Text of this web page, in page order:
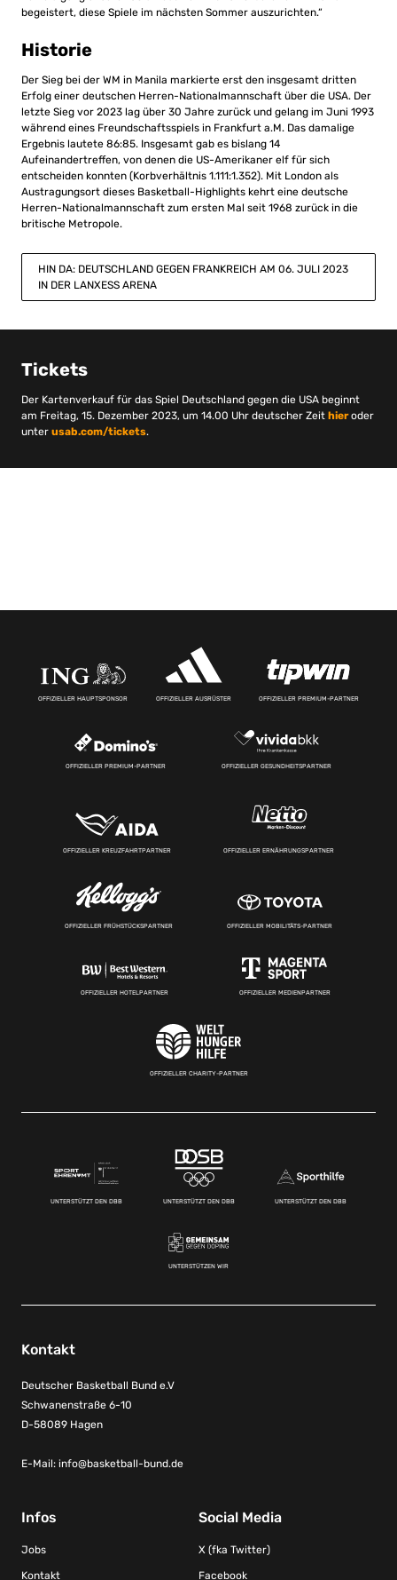
begeistert, diese Spiele im nächsten Sommer auszurichten.“
Historie
Der Sieg bei der WM in Manila markierte erst den insgesamt dritten
Erfolg einer deutschen Herren-Nationalmannschaft über die USA. Der
letzte Sieg vor 2023 lag über 30 Jahre zurück und gelang im Juni 1993
während eines Freundschaftsspiels in Frankfurt a.M. Das damalige
Ergebnis lautete 86:85. Insgesamt gab es bislang 14
Aufeinandertreffen, von denen die US-Amerikaner elf für sich
entscheiden konnten (Korbverhältnis 1.111:1.352). Mit London als
Austragungsort dieses Basketball-Highlights kehrt eine deutsche
Herren-Nationalmannschaft zum ersten Mal seit 1968 zurück in die
britische Metropole.
HIN DA: DEUTSCHLAND GEGEN FRANKREICH AM 06. JULI 2023
IN DER LANXESS ARENA
Tickets
Der Kartenverkauf für das Spiel Deutschland gegen die USA beginnt
am Freitag, 15. Dezember 2023, um 14.00 Uhr deutscher Zeit hieroder
unter usab.com/tickets.
OFFIZIELLER HAUPTSPONSOR OFFIZIELLER AUSRÜSTER OFFIZIELLER PREMIUM-PARTNER
OFFIZIELLER PREMIUM-PARTNER OFFIZIELLER GESUNDHEITSPARTNER
OFFIZIELLER KREUZFAHRTPARTNER OFFIZIELLER ERNÄHRUNGSPARTNER
OFFIZIELLER FRÜHSTÜCKSPARTNER OFFIZIELLER MOBILITÄTS-PARTNER
OFFIZIELLER HOTELPARTNER OFFIZIELLER MEDIENPARTNER
OFFIZIELLER CHARITY-PARTNER
UNTERSTÜTZT DEN DBB UNTERSTÜTZT DEN DBB UNTERSTÜTZT DEN DBB
UNTERSTÜTZEN WIR
Kontakt
Deutscher Basketball Bund e.V
Schwanenstraße 6-10
D-58089 Hagen
E-Mail: info@basketball-bund.de
Infos
Jobs
Kontakt
Social Media
X (fka Twitter)
Facebook